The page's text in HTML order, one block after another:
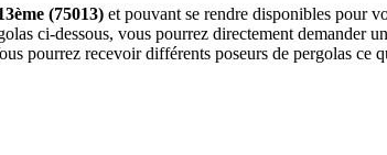
(75013) et pouvant se rendre disponibles pour
ci-dessous, vous pourrez directement demander
pourrez recevoir différents poseurs de pergolas ce